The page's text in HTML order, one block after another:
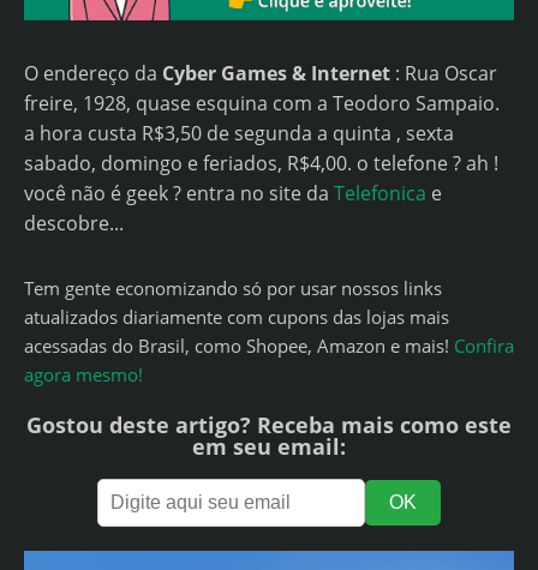
O endereço da Cyber Games & Internet : Rua Oscar
freire, 1928, quase esquina com a Teodoro Sampaio.
a hora custa R$3,50 de segunda a quinta , sexta
sabado, domingo e feriados, R$4,00. o telefone ? ah !
você não é geek ? entra no site da Telefonica e
descobre...
Tem gente economizando só por usar nossos links
atualizados diariamente com cupons das lojas mais
acessadas do Brasil, como Shopee, Amazon e mais! Confira
agora mesmo!
Gostou deste artigo? Receba mais como este
em seu email: